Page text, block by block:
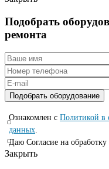
Подобрать
ремонта
Ознакомлен с Политикой в
данных
Даю Согласие на обработку
Закрыть